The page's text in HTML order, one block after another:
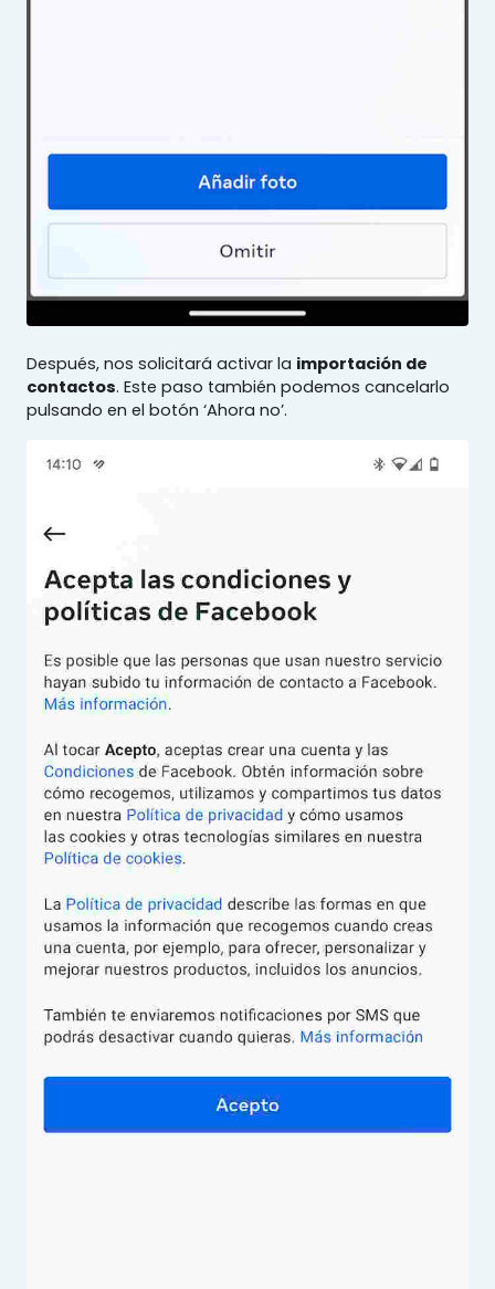
Después, nos solicitará activar la importación de
contactos. Este paso también podemos cancelarlo
pulsando en el botón ‘Ahora no’.